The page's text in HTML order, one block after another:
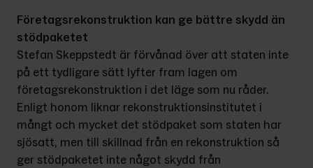
Företagsrekonstruktion kan ge bättre skydd än
stödpaketet
Stefan Skeppstedt är förvånad över att staten inte
på ett tydligare sätt lyfter fram lagen om
företagsrekon­struktion i det läge som nu råder.
Enligt honom liknar rekonstruktions­institutet i
mångt och mycket det stödpaket som staten har
sjösatt, men till skillnad från en rekonstruktion så
ger stödpaketet inte något skydd från